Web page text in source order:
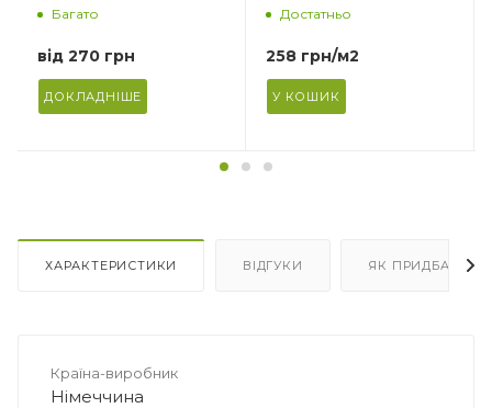
Багато
від270 грн
ДОКЛАДНІШЕ
Форма упаковки
Під ламінат/паркетну
дошку
Достатньо
258 грн/м2
У КОШИК
Форма упаковки
Під ламінат/паркетну
дошку
ХАРАКТЕРИСТИКИ ВІДГУКИ ЯК ПРИДБАТИ
Країна-виробник
Німеччина